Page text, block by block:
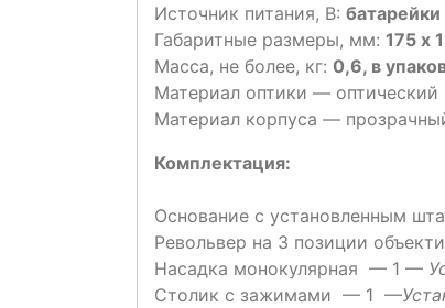
Источник питания, В:
Габаритные размеры, мм: 175 х
Масса, не более, кг: 0,6, в
Материал оптики — оптический
Материал корпуса —
Комплектация:
Основание с установленным
Револьвер на 3 позиции
Насадка монокулярная — 1 —
Столик с зажимами — 1 —